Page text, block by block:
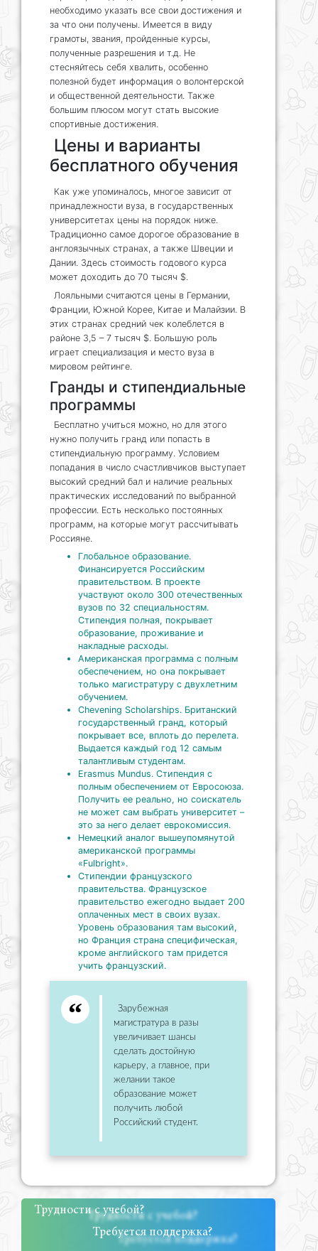
необходимо указать все свои достижения и
за что они получены. Имеется в виду
грамоты, звания, пройденные курсы,
полученные разрешения и т.д. Не
стесняйтесь себя хвалить, особенно
полезной будет информация о волонтерской
и общественной деятельности. Также
большим плюсом могут стать высокие
спортивные достижения.
Цены и варианты
бесплатного обучения
Как уже упоминалось, многое зависит от
принадлежности вуза, в государственных
университетах цены на порядок ниже.
Традиционно самое дорогое образование в
англоязычных странах, а также Швеции и
Дании. Здесь стоимость годового курса
может доходить до 70 тысяч $.
Лояльными считаются цены в Германии,
Франции, Южной Корее, Китае и Малайзии. В
этих странах средний чек колеблется в
районе 3,5 – 7 тысяч $. Большую роль
играет специализация и место вуза в
мировом рейтинге.
Гранды и стипендиальные
программы
Бесплатно учиться можно, но для этого
нужно получить гранд или попасть в
стипендиальную программу. Условием
попадания в число счастливчиков выступает
высокий средний бал и наличие реальных
практических исследований по выбранной
профессии. Есть несколько постоянных
программ, на которые могут рассчитывать
Россияне.
Глобальное образование.
Финансируется Российским
правительством. В проекте
участвуют около 300 отечественных
вузов по 32 специальностям.
Стипендия полная, покрывает
образование, проживание и
накладные расходы.
Американская программа с полным
обеспечением, но она покрывает
только магистратуру с двухлетним
обучением.
Chevening Scholarships. Британский
государственный гранд, который
покрывает все, вплоть до перелета.
Выдается каждый год 12 самым
талантливым студентам.
Erasmus Mundus. Стипендия с
полным обеспечением от Евросоюза.
Получить ее реально, но соискатель
не может сам выбрать университет –
это за него делает еврокомиссия.
Немецкий аналог вышеупомянутой
американской программы
«Fulbright».
Стипендии французского
правительства. Французское
правительство ежегодно выдает 200
оплаченных мест в своих вузах.
Уровень образования там высокий,
но Франция страна специфическая,
кроме английского там придется
учить французский.
Зарубежная
магистратура в разы
увеличивает шансы
сделать достойную
карьеру, а главное, при
желании такое
образование может
получить любой
Российский студент.
Трудности с учебой?
Требуется поддержка?